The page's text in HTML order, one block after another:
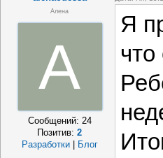
Алена
A
Сообщений: 24
Позитив:2
Разработки
Блог
Я